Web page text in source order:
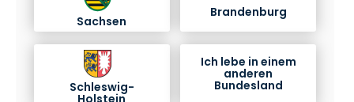
Sachsen
Brandenburg
Schleswig-
Ich lebe in einem
anderen
Bundesland